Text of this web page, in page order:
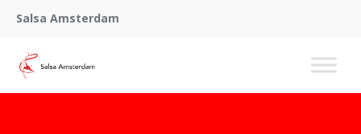
Salsa Amsterdam